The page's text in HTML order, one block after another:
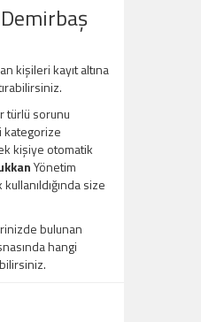
kişileri kayıt altına
türlü sorunu
kategorize
kişiye otomatik
Yönetim
size
bulunan
hangi